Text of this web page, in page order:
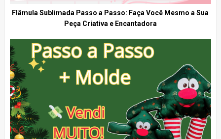
Flâmula Sublimada Passo a Passo: Faça Você Mesmo a Sua
Peça Criativa e Encantadora